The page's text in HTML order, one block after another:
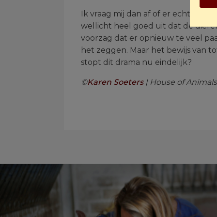
Ik vraag mij dan af of er echt
wellicht heel goed uit dat de
voorzag dat er opnieuw te veel
het zeggen. Maar het bewijs van
stopt dit drama nu eindelijk?
©Karen Soeters| House of